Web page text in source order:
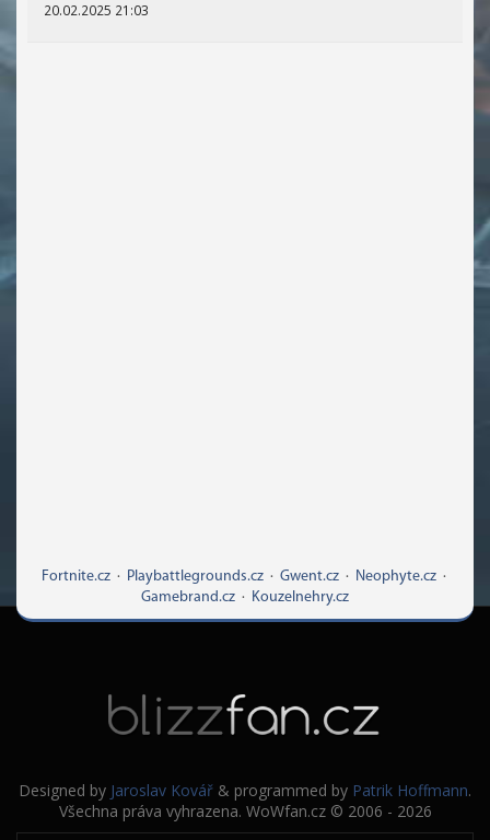
20.02.2025 21:03
Fortnite.cz· Playbattlegrounds.cz· Gwent.cz· Neophyte.cz·
Gamebrand.cz · Kouzelnehry.cz
Designed by Jaroslav Kovář & programmed by Patrik Hoffmann.
Všechna práva vyhrazena. WoWfan.cz © 2006 - 2026